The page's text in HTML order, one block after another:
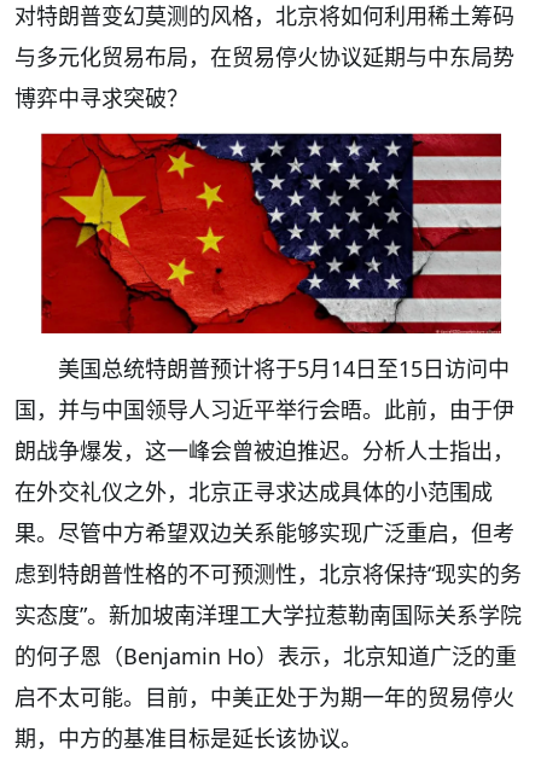
对特朗普变幻莫测的风格，北京将如何利用稀土筹码
与多元化贸易布局，在贸易停火协议延期与中东局势
博弈中寻求突破？
美国总统特朗普预计将于5月14日至15日访问中
国，并与中国领导人习近平举行会晤。此前，由于伊
朗战争爆发，这一峰会曾被迫推迟。分析人士指出，
在外交礼仪之外，北京正寻求达成具体的小范围成
果。尽管中方希望双边关系能够实现广泛重启，但考
虑到特朗普性格的不可预测性，北京将保持“现实的务
实态度”。新加坡南洋理工大学拉惹勒南国际关系学院
的何子恩（Benjamin Ho）表示，北京知道广泛的重
启不太可能。目前，中美正处于为期一年的贸易停火
期，中方的基准目标是延长该协议。